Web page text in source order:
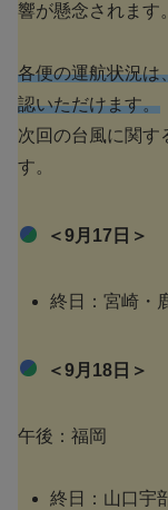
響が懸念されます。
各便の運航状況は
認いただけます。
次回の台風に関す
す。
＜9月17日＞
終日：宮崎・
＜9月18日＞
午後：福岡
終日：山口宇